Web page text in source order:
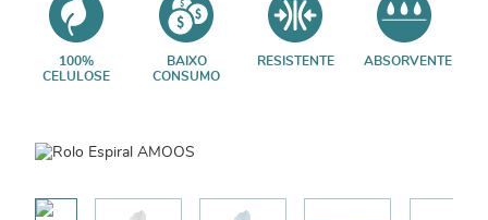
100%
CELULOSE
BAIXO
CONSUMO
RESISTENTE ABSORVENTE